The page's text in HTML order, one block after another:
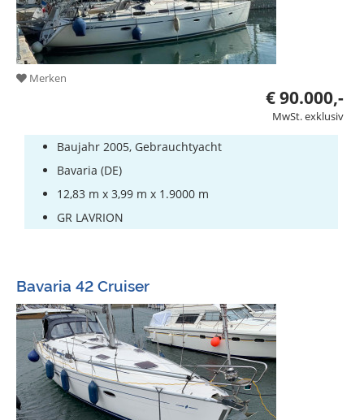
Merken
€ 90.000,-
MwSt. exklusiv
Baujahr 2005, Gebrauchtyacht
Bavaria (DE)
12,83 m x 3,99 m x 1.9000 m
GR LAVRION
Bavaria 42 Cruiser